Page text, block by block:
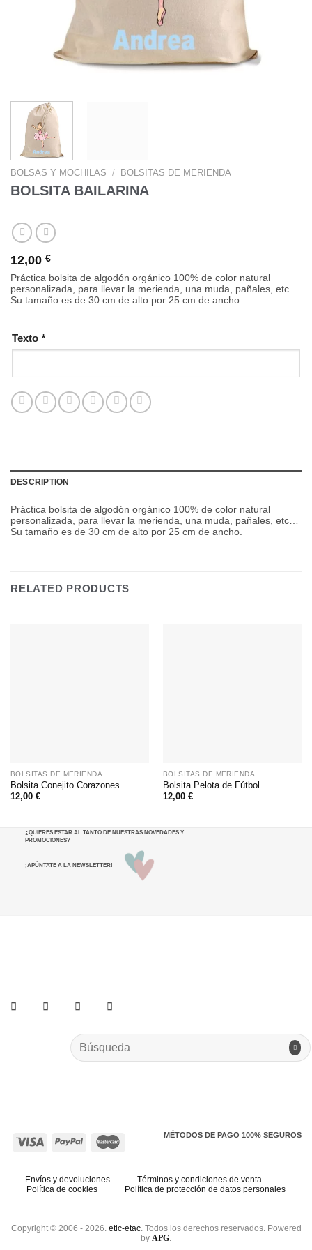
BOLSAS Y MOCHILAS / BOLSITAS DE MERIENDA
BOLSITA BAILARINA
12,00 €
Práctica bolsita de algodón orgánico 100% de color natural
personalizada, para llevar la merienda, una muda, pañales, etc…
Su tamaño es de 30 cm de alto por 25 cm de ancho.
Texto *
DESCRIPTION
Práctica bolsita de algodón orgánico 100% de color natural
personalizada, para llevar la merienda, una muda, pañales, etc…
Su tamaño es de 30 cm de alto por 25 cm de ancho.
RELATED PRODUCTS
BOLSITAS DE MERIENDA
Bolsita Conejito Corazones
12,00 €
BOLSITAS DE MERIENDA
Bolsita Pelota de Fútbol
12,00 €
¿QUIERES ESTAR AL TANTO DE NUESTRAS NOVEDADES Y
PROMOCIONES?
¡APÚNTATE A LA NEWSLETTER!
Search
for:
MÉTODOS DE PAGO 100% SEGUROS
Envíos y devoluciones
Términos y condiciones de venta
Política de cookies
Política de protección de datos personales
Copyright © 2006 - 2026. etic-etac. Todos los derechos reservados. Powered
by APG